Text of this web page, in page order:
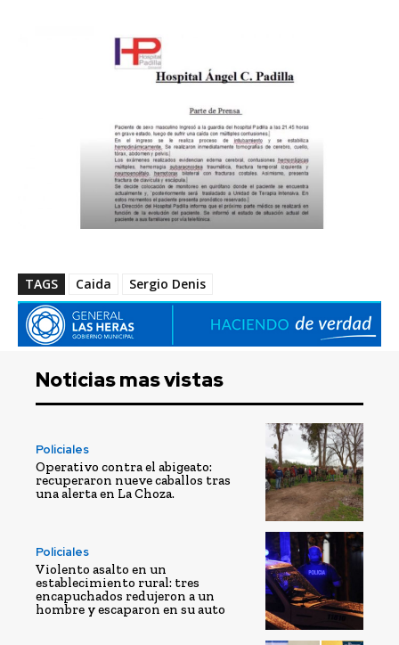
TAGS Caida Sergio Denis
Noticias mas vistas
Policiales
Operativo contra el abigeato:
recuperaron nueve caballos tras
una alerta en La Choza.
Policiales
Violento asalto en un
establecimiento rural: tres
encapuchados redujeron a un
hombre y escaparon en su auto